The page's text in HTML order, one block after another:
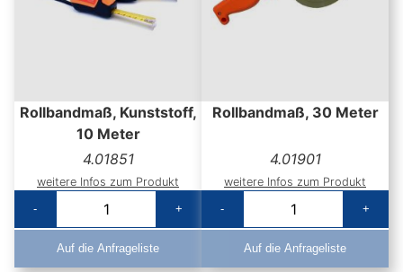
Rollbandmaß, Kunststoff,
10 Meter
4.01851
weitere Infos zum Produkt
-
+
Auf die Anfrageliste
Rollbandmaß, 30 Meter
4.01901
weitere Infos zum Produkt
-
+
Auf die Anfrageliste